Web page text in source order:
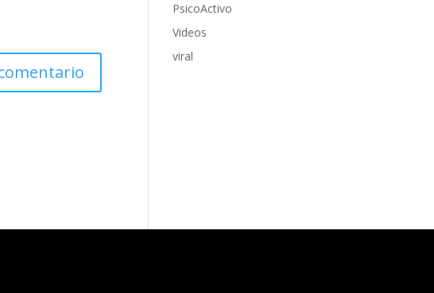
PsicoActivo
Videos
viral